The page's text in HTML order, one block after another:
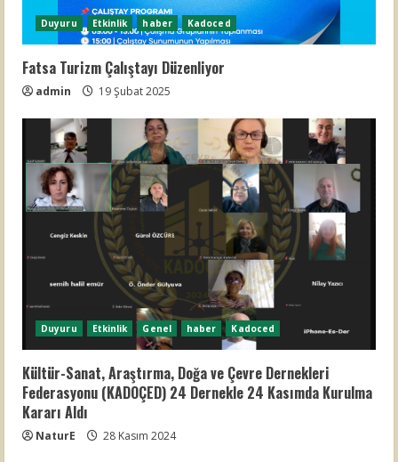
Duyuru Etkinlik haber Kadoced
Fatsa Turizm Çalıştayı Düzenliyor
admin 19 Şubat 2025
Duyuru Etkinlik Genel haber Kadoced
Kültür-Sanat, Araştırma, Doğa ve Çevre Dernekleri
Federasyonu (KADOÇED) 24 Dernekle 24 Kasımda Kurulma
Kararı Aldı
NaturE 28 Kasım 2024